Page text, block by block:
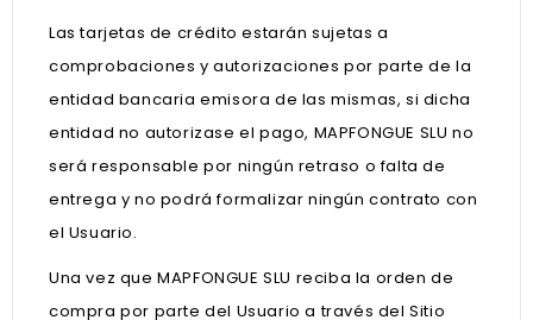
Las tarjetas de crédito estarán sujetas a
comprobaciones y autorizaciones por parte de la
entidad bancaria emisora de las mismas, si dicha
entidad no autorizase el pago, MAPFONGUE SLU no
será responsable por ningún retraso o falta de
entrega y no podrá formalizar ningún contrato con
el Usuario.
Una vez que MAPFONGUE SLU reciba la orden de
compra por parte del Usuario a través del Sitio